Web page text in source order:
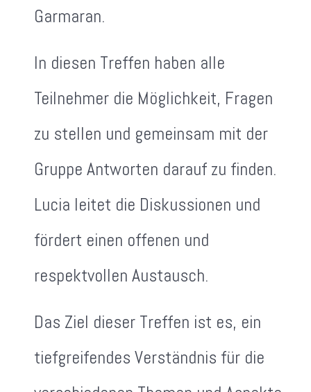
Garmaran.
In diesen Treffen haben alle
Teilnehmer die Möglichkeit, Fragen
zu stellen und gemeinsam mit der
Gruppe Antworten darauf zu finden.
Lucia leitet die Diskussionen und
fördert einen offenen und
respektvollen Austausch.
Das Ziel dieser Treffen ist es, ein
tiefgreifendes Verständnis für die